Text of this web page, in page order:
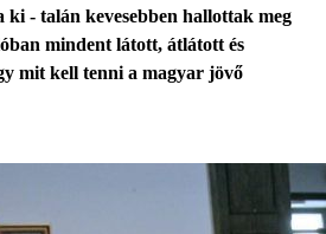
ki - talán kevesebben hallottak meg
mindent látott, átlátott és
mit kell tenni a magyar jövő